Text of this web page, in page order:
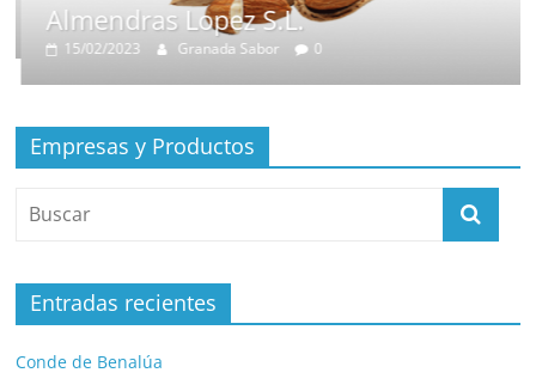
Almendras Lopez S.L.
15/02/2023 Granada Sabor 0
Empresas y Productos
Entradas recientes
Conde de Benalúa